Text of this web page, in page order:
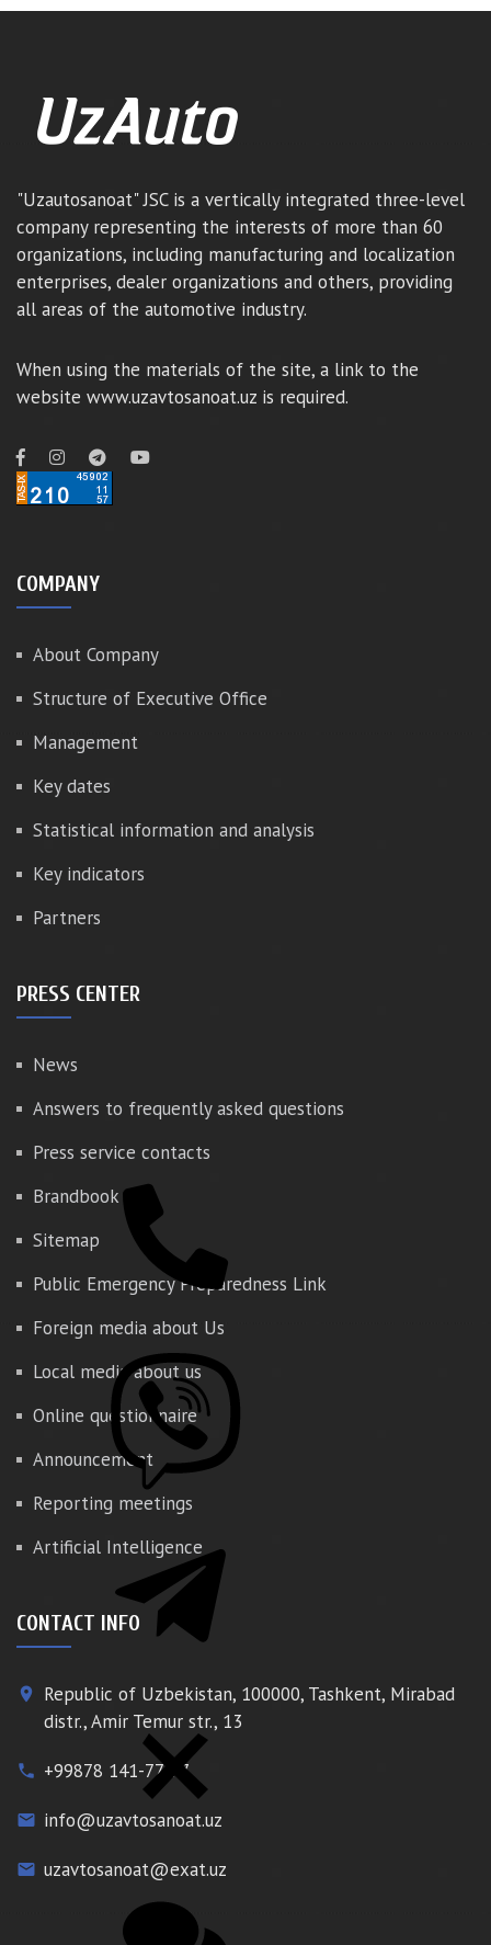
"Uzautosanoat" JSC is a vertically integrated three-level
company representing the interests of more than 60
organizations, including manufacturing and localization
enterprises, dealer organizations and others, providing
all areas of the automotive industry.
When using the materials of the site, a link to the
website www.uzavtosanoat.uz is required.
COMPANY
About Company
Structure of Executive Office
Management
Key dates
Statistical information and analysis
Key indicators
Partners
PRESS CENTER
News
Answers to frequently asked questions
Press service contacts
Brandbook
Sitemap
Public Emergency Preparedness Link
Foreign media about Us
Local media about us
Online questionnaire
Announcement
Reporting meetings
Artificial Intelligence
CONTACT INFO
place
Republic of Uzbekistan, 100000, Tashkent, Mirabad
distr., Amir Temur str., 13
phone +99878 141-77-77
email info@uzavtosanoat.uz
email uzavtosanoat@exat.uz